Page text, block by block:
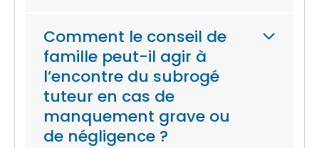
Comment le conseil de
famille peut-il agir à
l’encontre du subrogé
tuteur en cas de
manquement grave ou
de négligence ?